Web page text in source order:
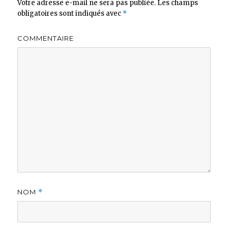
Votre adresse e-mail ne sera pas publiée. Les champs
obligatoires sont indiqués avec *
COMMENTAIRE
NOM *